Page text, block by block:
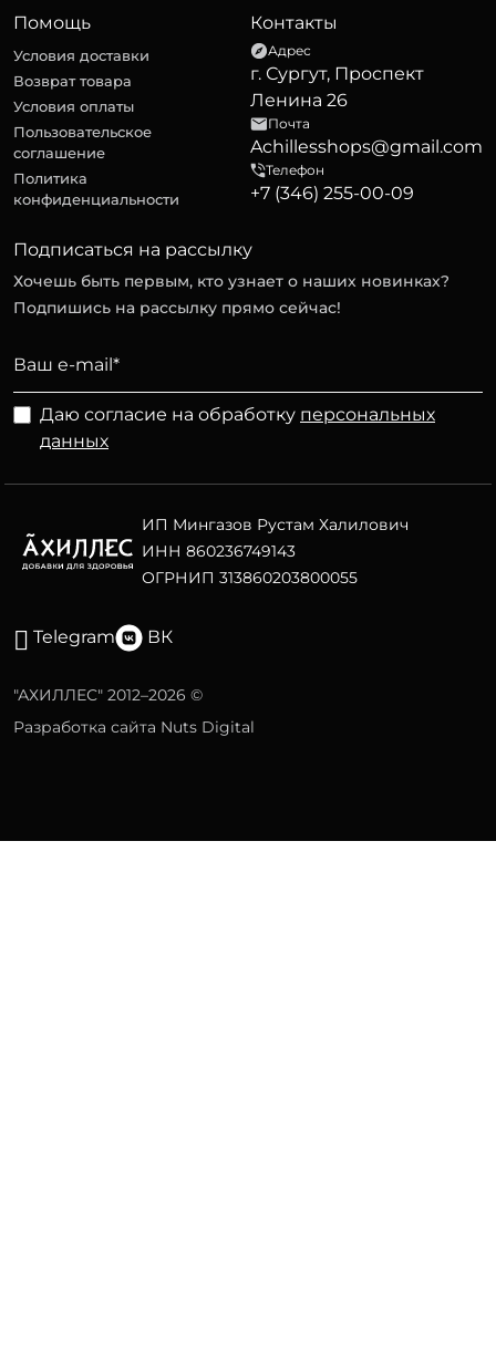
Помощь
Условия доставки
Возврат товара
Условия оплаты
Пользовательское
соглашение
Политика
конфиденциальности
Контакты
Адрес
г. Сургут, Проспект
Ленина 26
Почта
Achillesshops@gmail.com
Телефон
+7 (346) 255-00-09
Подписаться на рассылку
Хочешь быть первым, кто узнает о наших новинках?
Подпишись на рассылку прямо сейчас!
Даю согласие на обработку персональных
данных
ИП Мингазов Рустам Халилович
ИНН 860236749143
ОГРНИП 313860203800055
Telegram ВК
"АХИЛЛЕС" 2012–2026 ©
Разработка сайта Nuts Digital